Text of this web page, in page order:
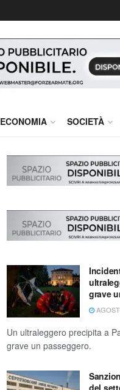
ECONOMIA SOCIETÀ
grave
Un ultraleggero precipita a
grave un passeggero.